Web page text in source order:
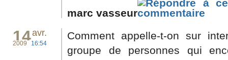
marc vasseur
14avr.
2009 16:54
Comment appelle-t-on sur
groupe de personnes qui